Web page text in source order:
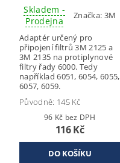
Skladem -
Prodejna
Značka: 3M
Adaptér určený pro
připojení filtrů 3M 2125 a
3M 2135 na protiplynové
filtry řady 6000. Tedy
například 6051, 6054, 6055,
6057, 6059.
Původně: 145 Kč
96 Kč bez DPH
116 Kč